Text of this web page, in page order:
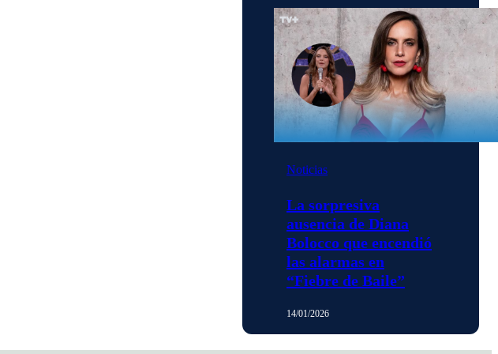
Noticias
La sorpresiva
ausencia de Diana
Bolocco que encendió
las alarmas en
“Fiebre de Baile”
14/01/2026